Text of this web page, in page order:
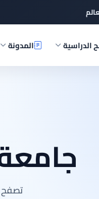
الدراسية المدونة
تصفح